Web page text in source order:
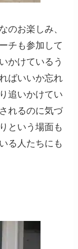
のお楽しみ、
チも参加して
かけているう
ばいいか忘れ
追いかけてい
れるのに気づ
という場面も
る人たちにも